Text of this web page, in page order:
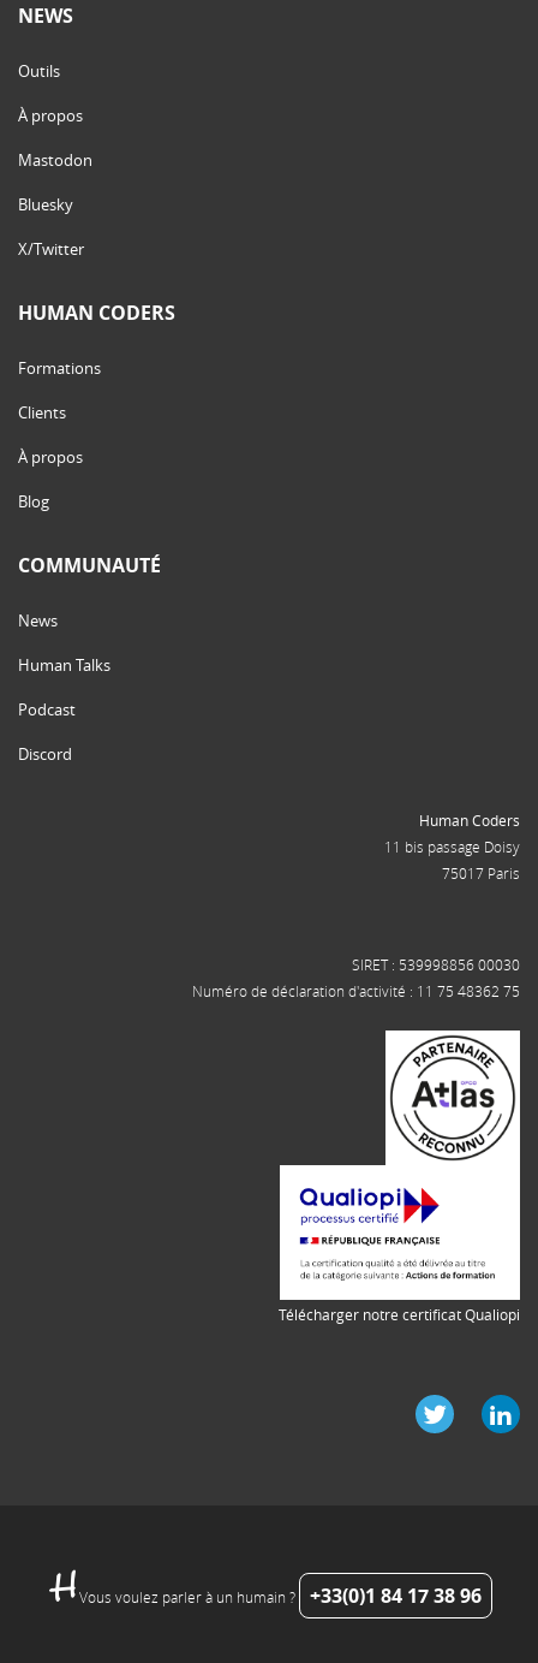
NEWS
Outils
À propos
Mastodon
Bluesky
X/Twitter
HUMAN CODERS
Formations
Clients
À propos
Blog
COMMUNAUTÉ
News
Human Talks
Podcast
Discord
Human Coders
11 bis passage Doisy
75017 Paris
SIRET : 539998856 00030
Numéro de déclaration d'activité : 11 75 48362 75
Télécharger notre certificat Qualiopi
Vous voulez parler à un humain ? +33(0)1 84 17 38 96